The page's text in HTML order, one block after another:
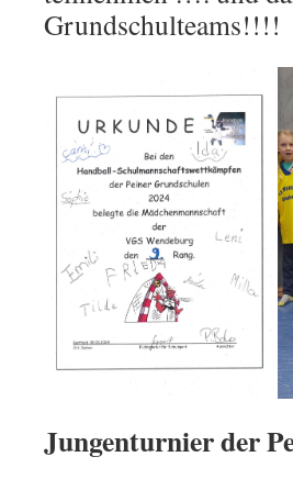
Grundschulteams!!!!
Jungenturnier der